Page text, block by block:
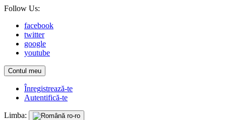
Follow Us:
facebook
twitter
google
youtube
Contul meu
Înregistrează-te
Autentifică-te
Limba: ro-ro